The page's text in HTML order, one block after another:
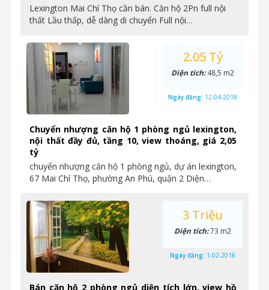
Lexington Mai Chí Thọ cần bán. Căn hộ 2Pn full nội
thất Lầu thấp, dễ dàng di chuyển Full nội…
Chuyển nhượng căn hộ 1 phòng ngủ lexington,
nội thất đầy đủ, tầng 10, view thoáng, giá 2,05
tỷ
chuyển nhượng căn hộ 1 phòng ngủ, dự án lexington,
67 Mai Chí Thọ, phường An Phú, quận 2 Diện…
2.05 Tỷ
Diện tích:48,5 m2
Ngày đăng: 12-04-2018
Bán căn hộ 2 phòng ngủ diện tích lớn, view hồ
3 Triệu
Diện tích:73 m2
Ngày đăng: 1-02-2018